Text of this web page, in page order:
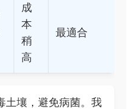
成
本
稍
高
最適合
土壤，避免病菌。我